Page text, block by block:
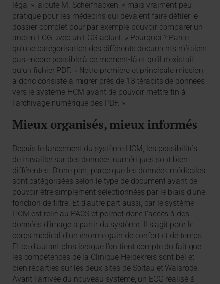
légal », ajoute M. Scheifhacken, « mais vraiment peu
pratique pour les médecins qui devaient faire défiler le
dossier complet pour par exemple pouvoir comparer un
ancien ECG avec un ECG actuel. » Pourquoi ? Parce
qu’une catégorisation des différents documents n’étaient
pas encore possible à ce moment-là et qu’il n’existait
qu’un fichier PDF. « Notre première et principale mission
a donc consisté à migrer près de 13 térabits de données
vers le système HCM avant de pouvoir mettre fin à
l’archivage numérique des PDF. »
Mieux organisés, mieux informés
Depuis le lancement du système HCM, les possibilités
de travailler sur des données numériques sont bien
différentes. D’une part, parce que les données médicales
sont catégorisées selon le type de document avant de
pouvoir être simplement sélectionnées par le biais d’une
fonction de filtre. Et d’autre part aussi, car le système
HCM est relié au PACS et permet donc l’accès à des
données d’image à partir du système. Il s’agit pour le
corps médical d’un énorme gain de confort et de temps.
Et ce d’autant plus lorsque l’on tient compte du fait que
les compétences de la Clinique Heidekreis sont bel et
bien réparties sur les deux sites de Soltau et Walsrode.
Avant l’arrivée du nouveau système, un ECG réalisé à